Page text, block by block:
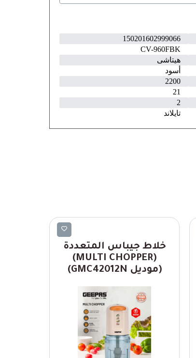
150201602999066
CV-960FBK
هيتاشى
أسود
2200
21
2
تايلاند
خلاط جيباس المتعددة
(MULTI CHOPPER)
(موديل GMC42012N)